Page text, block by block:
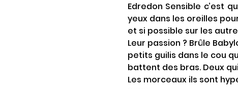
Edredon Sensible c’est
yeux dans les oreilles
et si possible sur les
Leur passion ? Brûle
petits guilis dans le cou
battent des bras. Deux
Les morceaux ils sont